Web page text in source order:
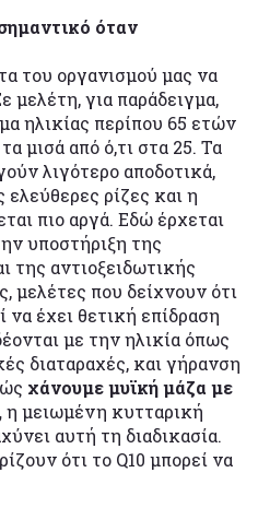
σημαντικό όταν
του οργανισμού μας να
μελέτη, για παράδειγμα,
ηλικίας περίπου 65 ετών
μισά από ό,τι στα 25. Τα
λιγότερο αποδοτικά,
ρίζες και η
πιο αργά. Εδώ έρχεται
υποστήριξη της
της αντιοξειδωτικής
μελέτες που δείχνουν ότι
έχει θετική επίδραση
με την ηλικία όπως
διαταραχές, και γήρανση
χάνουμε μυϊκή μάζα με
η μειωμένη κυτταρική
αυτή τη διαδικασία.
ότι το Q10 μπορεί να